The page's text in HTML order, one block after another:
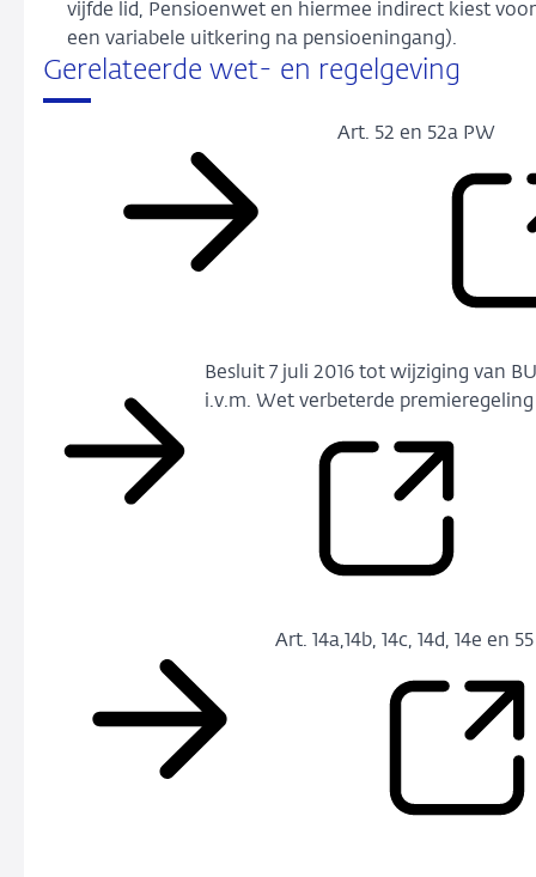
vijfde lid, Pensioenwet en hiermee indirect kiest voor
een variabele uitkering na pensioeningang).
Gerelateerde wet- en regelgeving
Art. 52 en 52a PW
Besluit 7 juli 2016 tot wijziging van
i.v.m. Wet verbeterde premieregeling
Art. 14a,14b, 14c, 14d, 14e en